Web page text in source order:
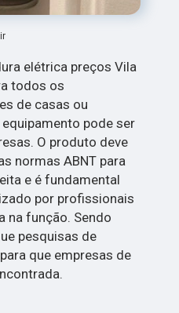
elétrica preços Vila
todos os
de casas ou
pode ser
O produto deve
normas ABNT para
e é fundamental
por profissionais
na função. Sendo
pesquisas de
que empresas de